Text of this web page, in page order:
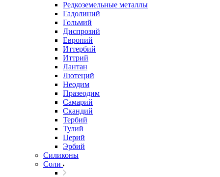
Редкоземельные металлы
Гадолиний
Гольмий
Диспрозий
Европий
Иттербий
Иттрий
Лантан
Лютеций
Неодим
Празеодим
Самарий
Скандий
Тербий
Тулий
Церий
Эрбий
Силиконы
Соли